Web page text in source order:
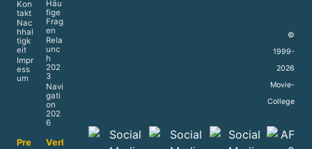
Kon
takt
Nac
hhal
tigk
eit
Impr
ess
um
Häu
fige
Frag
en
Rela
unc
h
202
3
Navi
gati
on
202
6
Pre
Verl
©
1999-
2026
Movie-
College